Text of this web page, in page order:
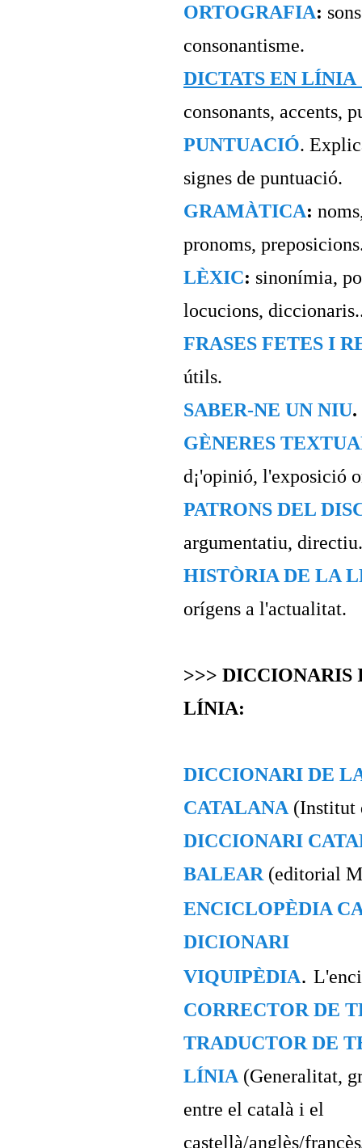
ORTOGRAFIA:
consonantisme.
DICTATS EN LÍNIA
consonants, accents,
PUNTUACIÓ.
signes de puntuació.
GRAMÀTICA:
pronoms,
LÈXIC: sinonímia,
locucions,
FRASES FETES I
útils.
SABER-NE UN NIU.
GÈNERES
d¡'opinió, l'exposició
PATRONS DEL
argumentatiu,
HISTÒRIA DE LA
orígens a l'actualitat.
>>> DICCIONARIS
LÍNIA:
DICCIONARI DE
CATALANA (Institut
DICCIONARI
BALEAR (editorial
ENCICLOPÈDIA
DICIONARI
VIQUIPÈDIA.
CORRECTOR DE
TRADUCTOR DE
LÍNIA (Generalitat,
entre el català i el
castellà/anglès/